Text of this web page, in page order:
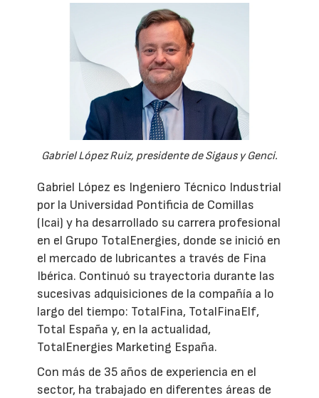
Gabriel López Ruiz, presidente de Sigaus y Genci.
Gabriel López es Ingeniero Técnico Industrial
por la Universidad Pontificia de Comillas
(Icai) y ha desarrollado su carrera profesional
en el Grupo TotalEnergies, donde se inició en
el mercado de lubricantes a través de Fina
Ibérica. Continuó su trayectoria durante las
sucesivas adquisiciones de la compañía a lo
largo del tiempo: TotalFina, TotalFinaElf,
Total España y, en la actualidad,
TotalEnergies Marketing España.
Con más de 35 años de experiencia en el
sector, ha trabajado en diferentes áreas de